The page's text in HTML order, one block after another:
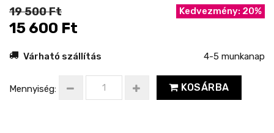
19 500 Ft
15 600 Ft
Kedvezmény: 20%
Várható szállítás 4-5 munkanap
Mennyiség: KOSÁRBA